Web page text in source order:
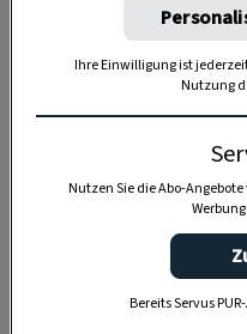
Ihre Einwilligung ist
Nutzung
Nutzen Sie die Abo-
Bereits Servus